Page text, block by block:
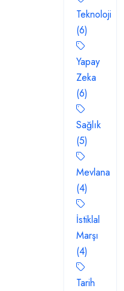
Teknoloji
(6)
Yapay
Zeka
(6)
Sağlık
(5)
Mevlana
(4)
İstiklal
Marşı
(4)
Tarih